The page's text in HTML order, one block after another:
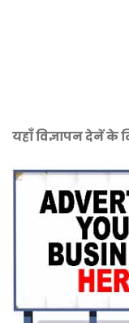
यहाँ विज्ञापन देनें के